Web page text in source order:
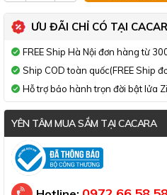
ƯU ĐÃI CHỈ CÓ TẠI
FREE Ship Hà Nội đơn hàng từ
Ship COD toàn quốc(FREE Ship
Hỗ trợ bảo hành trọn đời bật lửa
YÊN TÂM MUA SẮM TẠI CACARA
Đã thông báo Bộ Công Thương